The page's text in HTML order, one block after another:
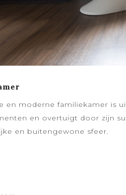
en moderne familiekamer is
en overtuigt door zijn
en buitengewone sfeer.